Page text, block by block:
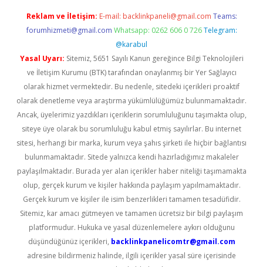
Reklam ve İletişim: E-mail: backlinkpaneli@gmail.com Teams:
forumhizmeti@gmail.com Whatsapp: 0262 606 0 726 Telegram:
@karabul
Yasal Uyarı: Sitemiz, 5651 Sayılı Kanun gereğince Bilgi Teknolojileri
ve İletişim Kurumu (BTK) tarafından onaylanmış bir Yer Sağlayıcı
olarak hizmet vermektedir. Bu nedenle, sitedeki içerikleri proaktif
olarak denetleme veya araştırma yükümlülüğümüz bulunmamaktadır.
Ancak, üyelerimiz yazdıkları içeriklerin sorumluluğunu taşımakta olup,
siteye üye olarak bu sorumluluğu kabul etmiş sayılırlar. Bu internet
sitesi, herhangi bir marka, kurum veya şahıs şirketi ile hiçbir bağlantısı
bulunmamaktadır. Sitede yalnızca kendi hazırladığımız makaleler
paylaşılmaktadır. Burada yer alan içerikler haber niteliği taşımamakta
olup, gerçek kurum ve kişiler hakkında paylaşım yapılmamaktadır.
Gerçek kurum ve kişiler ile isim benzerlikleri tamamen tesadüfidir.
Sitemiz, kar amacı gütmeyen ve tamamen ücretsiz bir bilgi paylaşım
platformudur. Hukuka ve yasal düzenlemelere aykırı olduğunu
düşündüğünüz içerikleri, backlinkpanelicomtr@gmail.com
adresine bildirmeniz halinde, ilgili içerikler yasal süre içerisinde